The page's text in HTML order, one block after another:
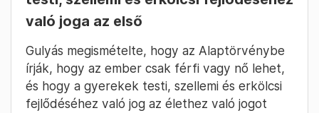
való joga az első
Gulyás megismételte, hogy az Alaptörvénybe
írják, hogy az ember csak férfi vagy nő lehet,
és hogy a gyerekek testi, szellemi és erkölcsi
fejlődéséhez való jog az élethez való jogot